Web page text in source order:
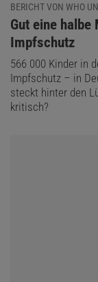
BERICHT VON WHO
:
Gut eine halbe
Impfschutz
566 000 Kinder in
Impfschutz – in
steckt hinter den
kritisch?